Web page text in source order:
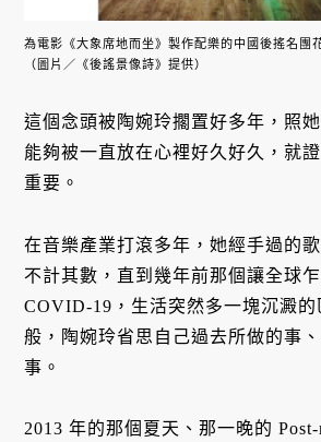
為電影《大象席地而坐》製作配樂的中國後搖名團
（圖片／《後謠景像詩》提供）
這個念頭被陶婉玲擱置好多年，照
能夠被一直放在心裡好久好久，就
重要。
在音樂產業打滾多年，她經手過的
不計其數，直到幾年前那個讓全球
COVID-19，生活突然多一塊沉澱
般，陶婉玲省思自己過去所做的事
事。
2013 年的那個夏天、那一晚的